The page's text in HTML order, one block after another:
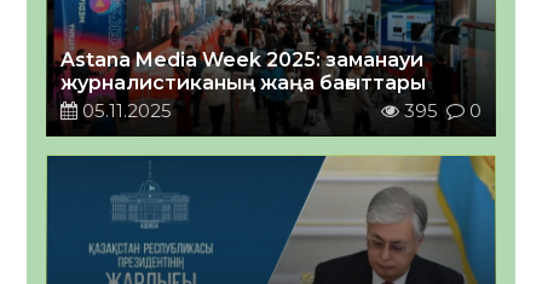
Astana Media Week 2025: заманауи
журналистиканың жаңа бағыттары
05.11.2025
395 0